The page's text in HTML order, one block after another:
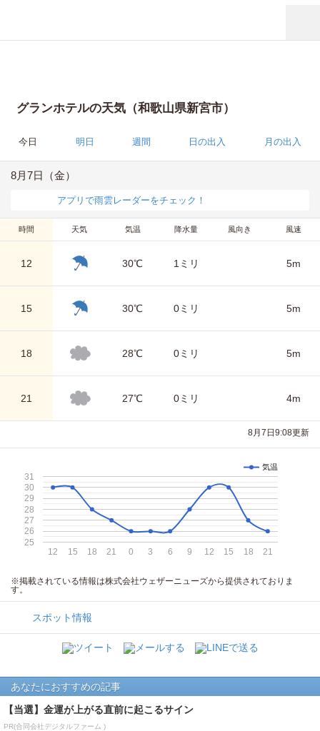
グランホテルの天気（和歌山県新宮市）
今日 明日 週間 日の出入 月の出入
8月7日（金）
アプリで雨雲レーダーをチェック！
時間 天気 気温 降水量 風向き 風速
12 30℃ 1ミリ 5m
15 30℃ 0ミリ 5m
18 28℃ 0ミリ 5m
21 27℃ 0ミリ 4m
8月7日9:08更新
気温
12 15 18 21 0 3 6 9 12 15 18 21
25
26
27
28
29
30
31
※掲載されている情報は株式会社ウェザーニューズから提供されておりま
す。
スポット情報
あなたにおすすめの記事
【当選】金運が上がる直前に起こるサイン
PR(合同会社デジタルファーム )